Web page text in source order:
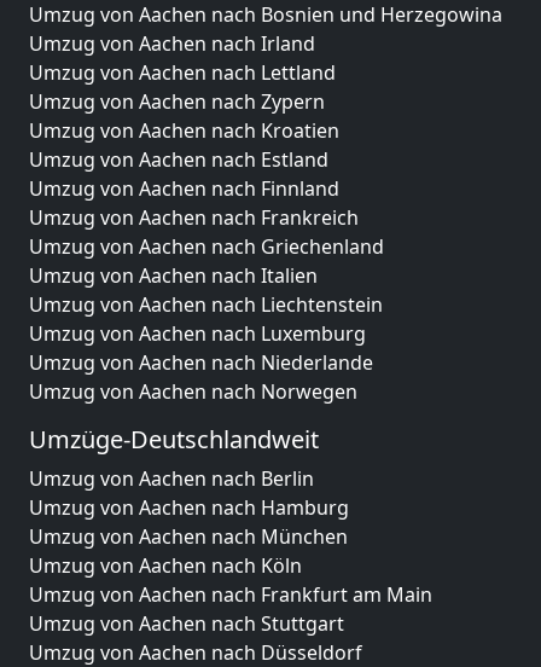
Umzug von Aachen nach Bosnien und Herzegowina
Umzug von Aachen nach Irland
Umzug von Aachen nach Lettland
Umzug von Aachen nach Zypern
Umzug von Aachen nach Kroatien
Umzug von Aachen nach Estland
Umzug von Aachen nach Finnland
Umzug von Aachen nach Frankreich
Umzug von Aachen nach Griechenland
Umzug von Aachen nach Italien
Umzug von Aachen nach Liechtenstein
Umzug von Aachen nach Luxemburg
Umzug von Aachen nach Niederlande
Umzug von Aachen nach Norwegen
Umzüge-Deutschlandweit
Umzug von Aachen nach Berlin
Umzug von Aachen nach Hamburg
Umzug von Aachen nach München
Umzug von Aachen nach Köln
Umzug von Aachen nach Frankfurt am Main
Umzug von Aachen nach Stuttgart
Umzug von Aachen nach Düsseldorf